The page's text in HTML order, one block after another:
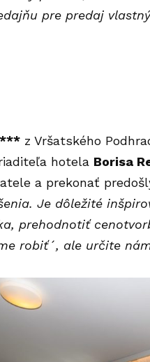
pre predaj
z Vršatského
hotela Borisa
a prekonať
Je dôležité
prehodnotiť
robiť´, ale určite